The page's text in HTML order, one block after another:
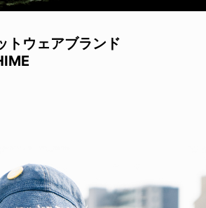
トウェアブランド